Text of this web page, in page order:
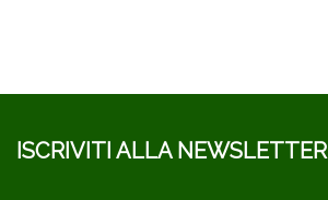
ISCRIVITI ALLA NEWSLETTER